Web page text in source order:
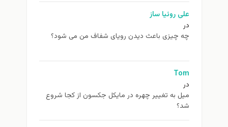
علی روئیا ساز
در
چه چیزی باعث دیدن رویای شفاف من می شود؟
Tom
در
ميل به تغيير چهره در مایکل جکسون از كجا شروع
شد؟